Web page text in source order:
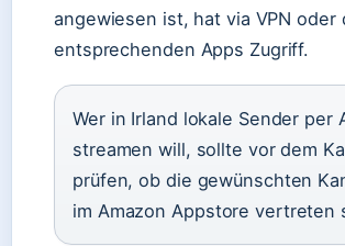
angewiesen ist, hat via VPN oder
entsprechenden Apps Zugriff.
Wer in Irland lokale Sender per
streamen will, sollte vor dem
prüfen, ob die gewünschten
im Amazon Appstore vertreten